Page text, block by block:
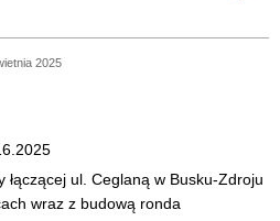
2025
łączącej ul. Ceglaną w Busku-Zdroju
wraz z budową ronda